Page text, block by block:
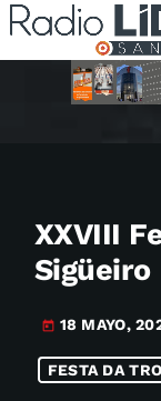
XXVIII
Sigüeiro
today 18 MAYO,
FESTA DA